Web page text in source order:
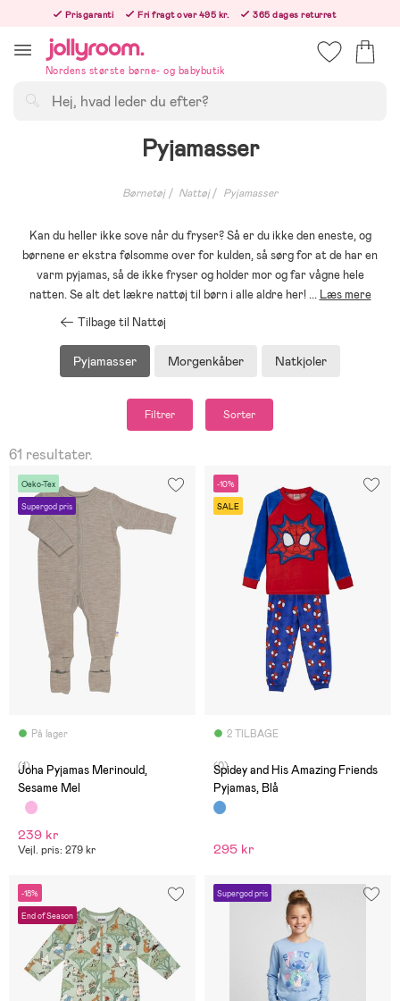
innehållet
Prisgaranti Fri fragt over 495 kr.
365 dages returret
Nordens største børne- og babybutik
Pyjamasser
Børnetøj Nattøj Pyjamasser
Kan du heller ikke sove når du fryser? Så er du ikke den eneste, og
børnene er ekstra følsomme over for kulden, så sørg for at de har en
varm pyjamas, så de ikke fryser og holder mor og far vågne hele
natten. Se alt det lækre nattøj til børn i alle aldre her!... Læs mere
Tilbage til Nattøj
Pyjamasser Morgenkåber Natkjoler
Filtrer Sorter
61 resultater.
Oeko-Tex
Supergod pris
På lager
(1)
Joha Pyjamas Merinould,
Sesame Mel
239 kr
Vejl. pris: 279 kr
-10%
SALE
2 TILBAGE
(0)
Spidey and His Amazing Friends
Pyjamas, Blå
295 kr
-18%
End of Season
Supergod pris